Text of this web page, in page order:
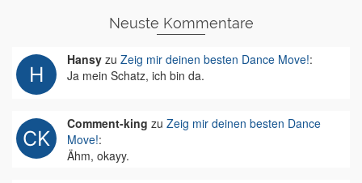
Neuste Kommentare
Hansy zu Zeig mir deinen besten Dance Move!:
Ja mein Schatz, ich bin da.
Comment-king zu Zeig mir deinen besten Dance
Move!:
Ähm, okayy.